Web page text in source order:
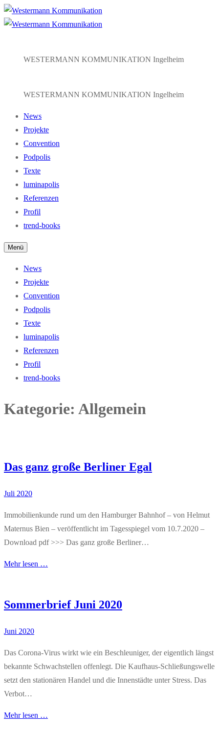
Zum
Inhalt
Menü
Schließen
WESTERMANN KOMMUNIKATION Ingelheim
WESTERMANN KOMMUNIKATION Ingelheim
News
Projekte
Convention
Podpolis
Texte
luminapolis
Referenzen
Profil
trend-books
Menü
News
Projekte
Convention
Podpolis
Texte
luminapolis
Referenzen
Profil
trend-books
Kategorie: Allgemein
Das ganz große Berliner Egal
Juli 2020
Immobilienkunde rund um den Hamburger Bahnhof – von Helmut
Maternus Bien – veröffentlicht im Tagesspiegel vom 10.7.2020 –
Download pdf >>> Das ganz große Berliner…
Mehr lesen …
Sommerbrief Juni 2020
Juni 2020
Das Corona-Virus wirkt wie ein Beschleuniger, der eigentlich längst
bekannte Schwachstellen offenlegt. Die Kaufhaus-Schließungswelle
setzt den stationären Handel und die Innenstädte unter Stress. Das
Verbot…
Mehr lesen …